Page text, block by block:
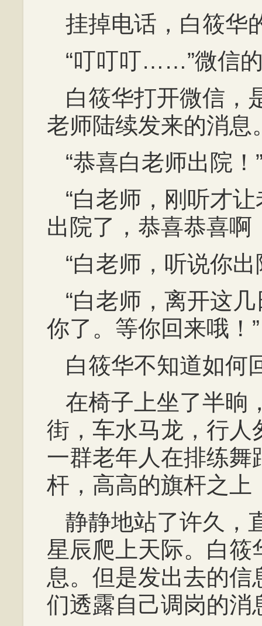
挂掉电话，白筱华
“叮叮叮……”微信
白筱华打开微信，
老师陆续发来的消息
“恭喜白老师出院！
“白老师，刚听才
出院了，恭喜恭喜啊
“白老师，听说你
“白老师，离开这
你了。等你回来哦！”
白筱华不知道如何
在椅子上坐了半晌
街，车水马龙，行人
一群老年人在排练舞
杆，高高的旗杆之上
静静地站了许久，
星辰爬上天际。白筱
息。但是发出去的
们透露自己调岗的消